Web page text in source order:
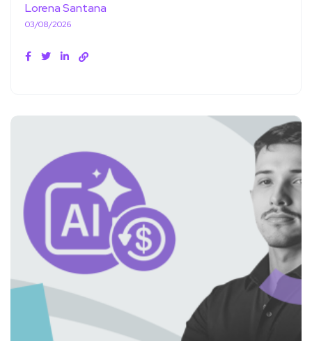
Lorena Santana
03/08/2026